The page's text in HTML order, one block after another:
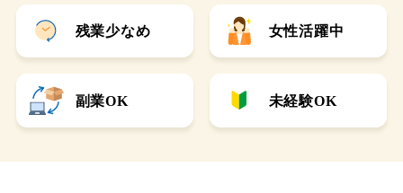
残業少なめ 女性活躍中
副業OK 未経験OK